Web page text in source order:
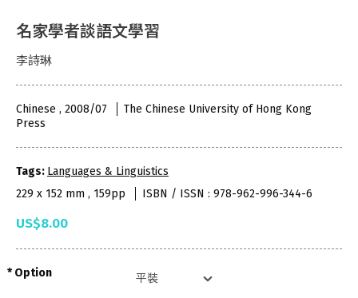
名家學者談語文學習
李詩琳
Chinese , 2008/07
The Chinese University of Hong Kong
Press
Tags: Languages & Linguistics
229 x 152 mm , 159pp
ISBN / ISSN : 978-962-996-344-6
US$8.00
Option